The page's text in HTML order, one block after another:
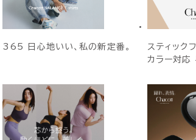
365 日心地いい、私の新定番。
スティック
カラー対応